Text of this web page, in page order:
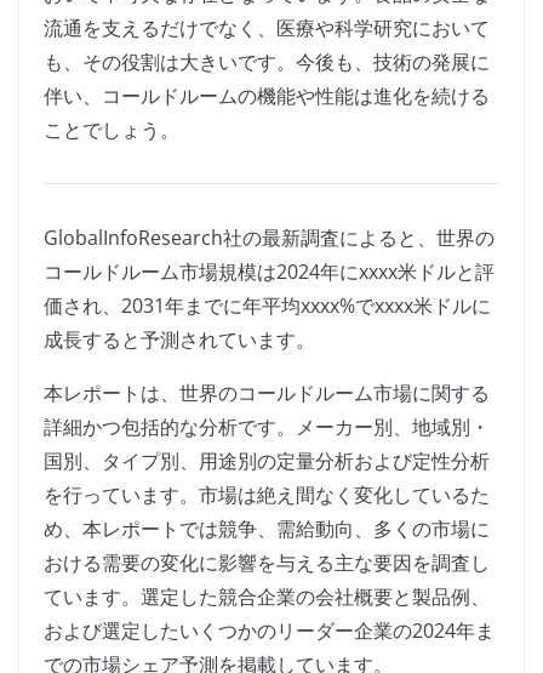
流通を支えるだけでなく、医療や科学研究において
も、その役割は大きいです。今後も、技術の発展に
伴い、コールドルームの機能や性能は進化を続ける
ことでしょう。
GlobalInfoResearch社の最新調査によると、世界の
コールドルーム市場規模は2024年にxxxx米ドルと評
価され、2031年までに年平均xxxx%でxxxx米ドルに
成長すると予測されています。
本レポートは、世界のコールドルーム市場に関する
詳細かつ包括的な分析です。メーカー別、地域別・
国別、タイプ別、用途別の定量分析および定性分析
を行っています。市場は絶え間なく変化しているた
め、本レポートでは競争、需給動向、多くの市場に
おける需要の変化に影響を与える主な要因を調査し
ています。選定した競合企業の会社概要と製品例、
および選定したいくつかのリーダー企業の2024年ま
での市場シェア予測を掲載しています。